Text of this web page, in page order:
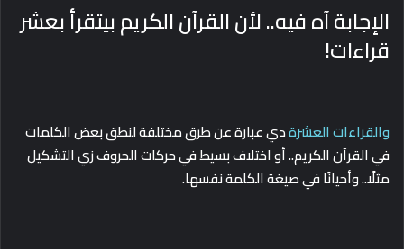
الإجابة آه فيه.. لأن القرآن الكريم بيتقرأ بعشر
قراءات!
والقراءات العشرةدي عبارة عن طرق مختلفة لنطق بعض الكلمات
في القرآن الكريم.. أو اختلاف بسيط في حركات الحروف زي التشكيل
مثلًا.. وأحيانًا في صيغة الكلمة نفسها.